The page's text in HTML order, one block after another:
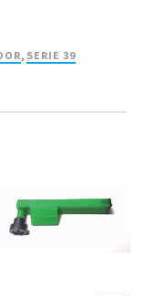
, SERIE 39